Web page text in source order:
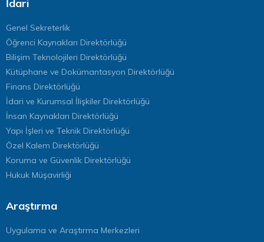
İdari
Genel Sekreterlik
Öğrenci Kaynakları Direktörlüğü
Bilişim Teknolojileri Direktörlüğü
Kütüphane ve Dokümantasyon Direktörlüğü
Finans Direktörlüğü
İdari ve Kurumsal İlişkiler Direktörlüğü
İnsan Kaynakları Direktörlüğü
Yapı İşleri ve Teknik Direktörlüğü
Özel Kalem Direktörlüğü
Koruma ve Güvenlik Direktörlüğü
Hukuk Müşavirliği
Araştırma
Uygulama ve Araştırma Merkezleri